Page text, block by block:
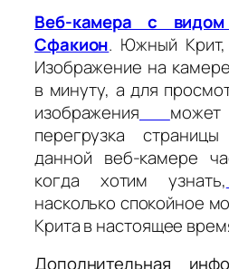
Веб-камера с
Сфакион. Южный Крит,
Изображение на
в минуту, а для
изображения
перегрузка
данной веб-камере
когда хотим узнать,
насколько спокойное
Крита в настоящее
Дополнительная